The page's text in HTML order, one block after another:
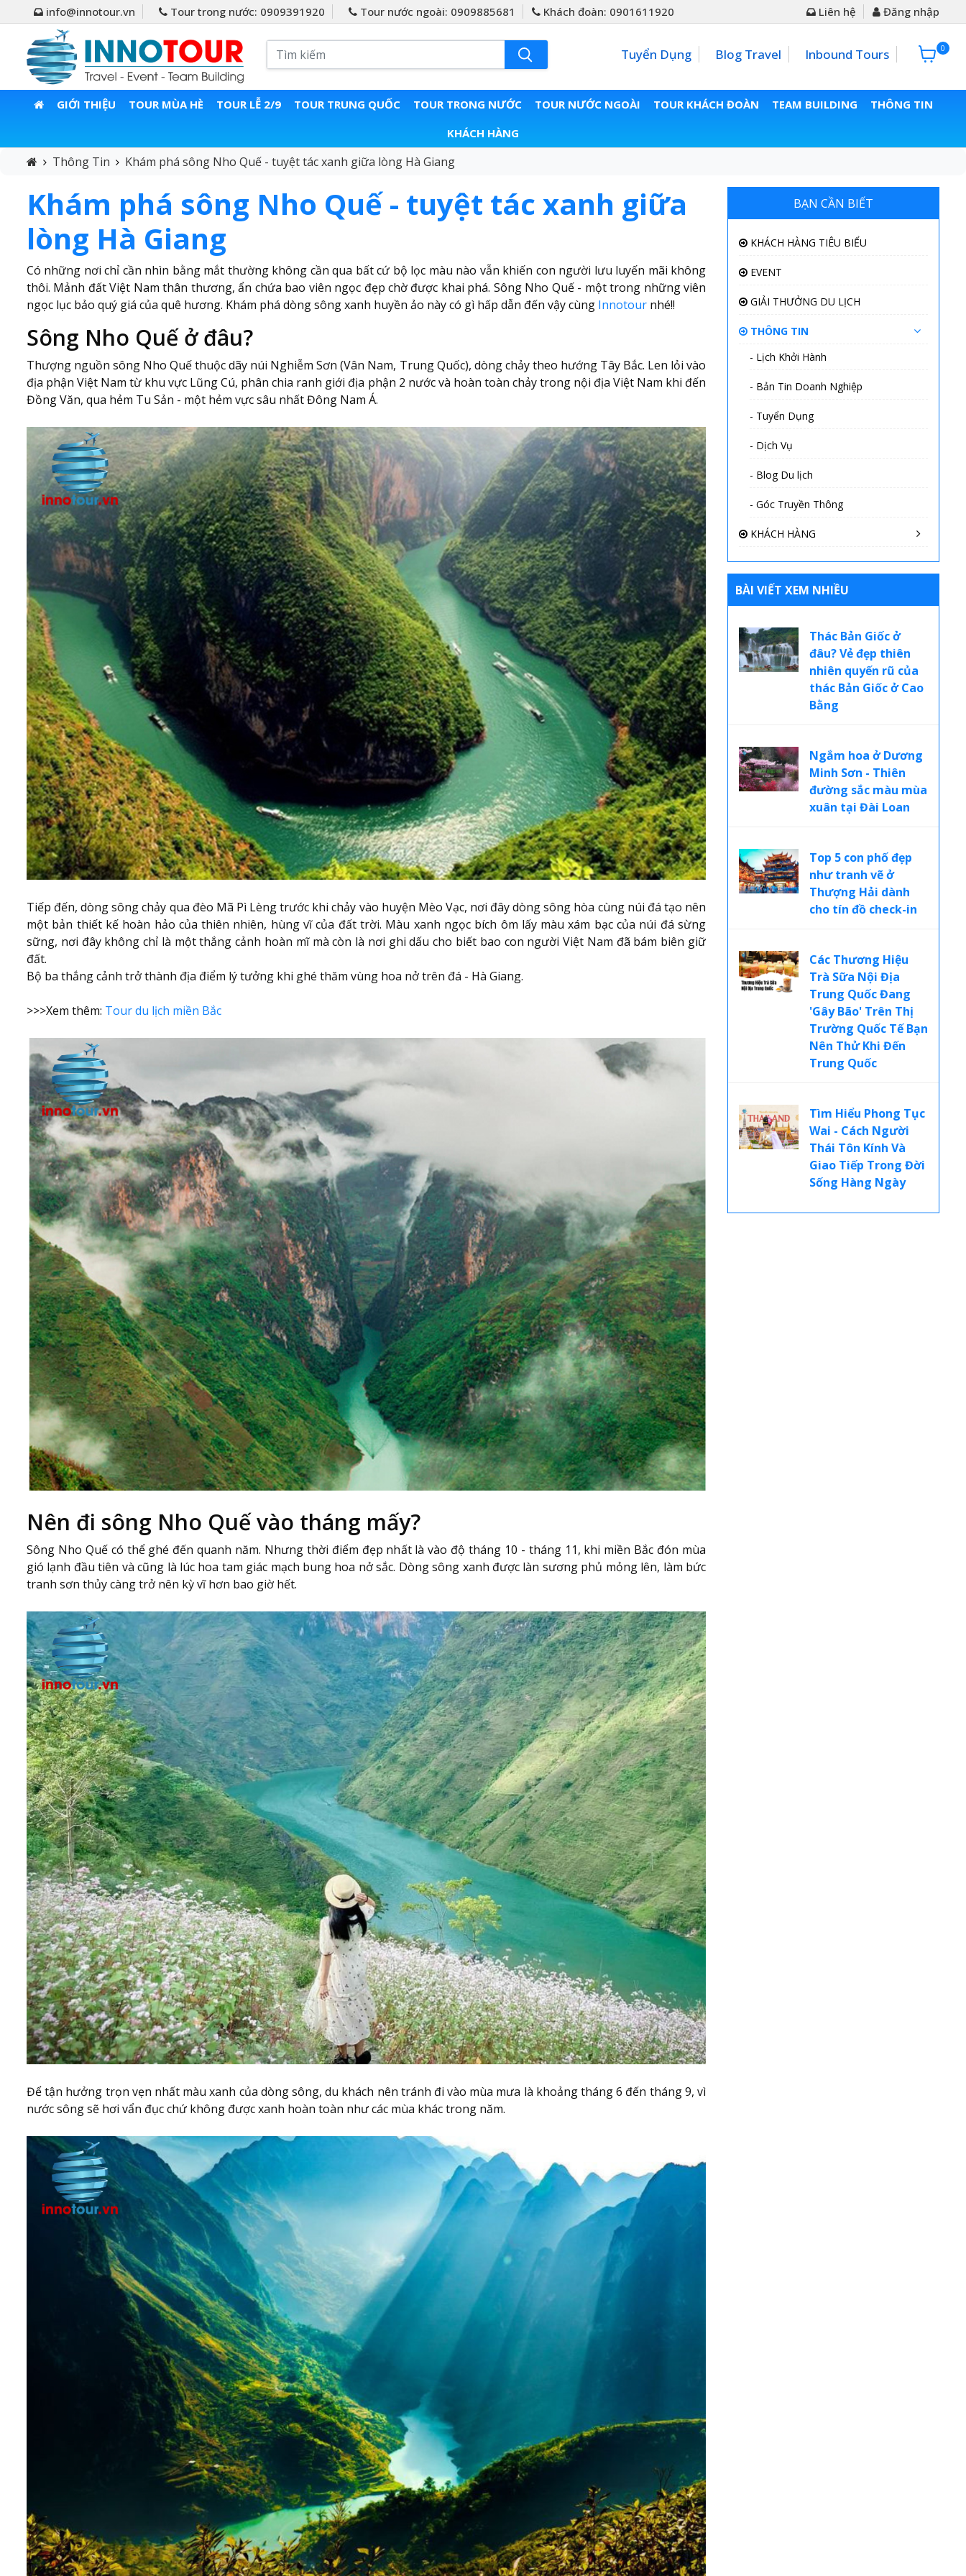
info@innotour.vn Tour trong nước: 0909391920 Tour nước ngoài: 0909885681 Khách đoàn: 0901611920 Liên hệ Đăng nhập
Tuyển Dụng Blog Travel Inbound Tours 0 0đ
GIỚI THIỆU TOUR MÙA HÈ TOUR LỄ 2/9 TOUR TRUNG QUỐC TOUR TRONG NƯỚC TOUR NƯỚC NGOÀI TOUR KHÁCH ĐOÀN TEAM BUILDING
THÔNG TIN
KHÁCH HÀNG
Thông Tin Khám phá sông Nho Quế - tuyệt tác xanh giữa lòng Hà Giang
Khám phá sông Nho Quế - tuyệt tác xanh giữa
lòng Hà Giang
Có những nơi chỉ cần nhìn bằng mắt thường không cần qua bất cứ bộ lọc màu nào vẫn khiến con người lưu luyến mãi không
thôi. Mảnh đất Việt Nam thân thương, ẩn chứa bao viên ngọc đẹp chờ được khai phá. Sông Nho Quế - một trong những viên
ngọc lục bảo quý giá của quê hương. Khám phá dòng sông xanh huyền ảo này có gì hấp dẫn đến vậy cùng Innotour nhé!!
Sông Nho Quế ở đâu?
Thượng nguồn sông Nho Quế thuộc dãy núi Nghiễm Sơn (Vân Nam, Trung Quốc), dòng chảy theo hướng Tây Bắc. Len lỏi vào
địa phận Việt Nam từ khu vực Lũng Cú, phân chia ranh giới địa phận 2 nước và hoàn toàn chảy trong nội địa Việt Nam khi đến
Đồng Văn, qua hẻm Tu Sản - một hẻm vực sâu nhất Đông Nam Á.
Tiếp đến, dòng sông chảy qua đèo Mã Pì Lèng trước khi chảy vào huyện Mèo Vạc, nơi đây dòng sông hòa cùng núi đá tạo nên
một bản thiết kế hoàn hảo của thiên nhiên, hùng vĩ của đất trời. Màu xanh ngọc bích ôm lấy màu xám bạc của núi đá sừng
sững, nơi đây không chỉ là một thắng cảnh hoàn mĩ mà còn là nơi ghi dấu cho biết bao con người Việt Nam đã bám biên giữ
đất.
Bộ ba thắng cảnh trở thành địa điểm lý tưởng khi ghé thăm vùng hoa nở trên đá - Hà Giang.
>>>Xem thêm: Tour du lịch miền Bắc
Nên đi sông Nho Quế vào tháng mấy?
Sông Nho Quế có thể ghé đến quanh năm. Nhưng thời điểm đẹp nhất là vào độ tháng 10 - tháng 11, khi miền Bắc đón mùa
gió lạnh đầu tiên và cũng là lúc hoa tam giác mạch bung hoa nở sắc. Dòng sông xanh được làn sương phủ mỏng lên, làm bức
tranh sơn thủy càng trở nên kỳ vĩ hơn bao giờ hết.
Để tận hưởng trọn vẹn nhất màu xanh của dòng sông, du khách nên tránh đi vào mùa mưa là khoảng tháng 6 đến tháng 9, vì
nước sông sẽ hơi vẩn đục chứ không được xanh hoàn toàn như các mùa khác trong năm.
BẠN CẦN BIẾT
KHÁCH HÀNG TIÊU BIỂU
EVENT
GIẢI THƯỞNG DU LỊCH
THÔNG TIN
- Lịch Khởi Hành
- Bản Tin Doanh Nghiệp
- Tuyển Dụng
- Dịch Vụ
- Blog Du lịch
- Góc Truyền Thông
KHÁCH HÀNG
BÀI VIẾT XEM NHIỀU
Thác Bản Giốc ở
đâu? Vẻ đẹp thiên
nhiên quyến rũ của
thác Bản Giốc ở Cao
Bằng
Ngắm hoa ở Dương
Minh Sơn - Thiên
đường sắc màu mùa
xuân tại Đài Loan
Top 5 con phố đẹp
như tranh vẽ ở
Thượng Hải dành
cho tín đồ check-in
Các Thương Hiệu
Trà Sữa Nội Địa
Trung Quốc Đang
'Gây Bão' Trên Thị
Trường Quốc Tế Bạn
Nên Thử Khi Đến
Trung Quốc
Tìm Hiểu Phong Tục
Wai - Cách Người
Thái Tôn Kính Và
Giao Tiếp Trong Đời
Sống Hàng Ngày